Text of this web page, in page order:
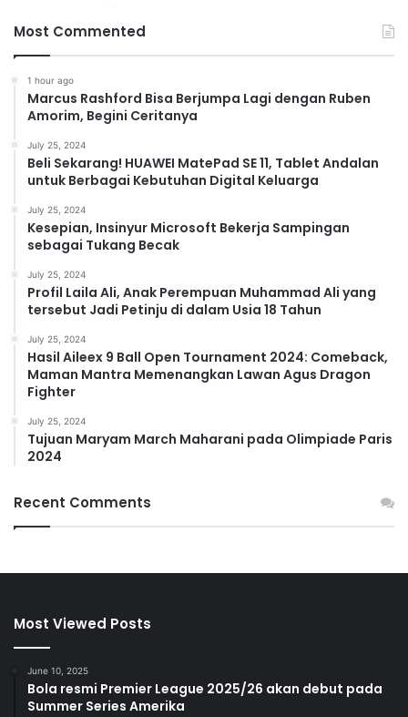
Most Commented
1 hour ago
Marcus Rashford Bisa Berjumpa Lagi dengan Ruben
Amorim, Begini Ceritanya
July 25, 2024
Beli Sekarang! HUAWEI MatePad SE 11, Tablet Andalan
untuk Berbagai Kebutuhan Digital Keluarga
July 25, 2024
Kesepian, Insinyur Microsoft Bekerja Sampingan
sebagai Tukang Becak
July 25, 2024
Profil Laila Ali, Anak Perempuan Muhammad Ali yang
tersebut Jadi Petinju di dalam Usia 18 Tahun
July 25, 2024
Hasil Aileex 9 Ball Open Tournament 2024: Comeback,
Maman Mantra Memenangkan Lawan Agus Dragon
Fighter
July 25, 2024
Tujuan Maryam March Maharani pada Olimpiade Paris
2024
Recent Comments
Most Viewed Posts
June 10, 2025
Bola resmi Premier League 2025/26 akan debut pada
Summer Series Amerika